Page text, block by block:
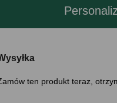
ten produkt teraz,